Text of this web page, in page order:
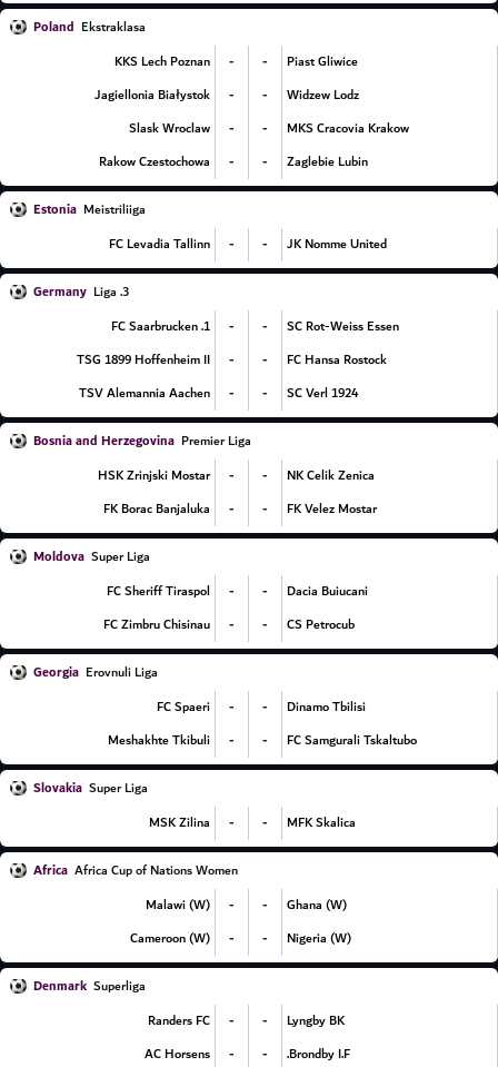
Poland Ekstraklasa
KKS Lech Poznan
- -
Piast Gliwice
Jagiellonia Białystok
- -
Widzew Lodz
Slask Wroclaw
- -
MKS Cracovia Krakow
Rakow Czestochowa
- - Zaglebie Lubin
Estonia Meistriliiga
FC Levadia Tallinn
- - JK Nomme United
Germany
3. Liga
1. FC Saarbrucken
- -
SC Rot-Weiss Essen
TSG 1899 Hoffenheim II
- -
FC Hansa Rostock
TSV Alemannia Aachen
- - SC Verl 1924
Bosnia and Herzegovina Premier Liga
HSK Zrinjski Mostar
- -
NK Celik Zenica
FK Borac Banjaluka
- - FK Velez Mostar
Moldova Super Liga
FC Sheriff Tiraspol
- -
Dacia Buiucani
FC Zimbru Chisinau
- - CS Petrocub
Georgia Erovnuli Liga
FC Spaeri
- -
Dinamo Tbilisi
Meshakhte Tkibuli
- - FC Samgurali Tskaltubo
Slovakia Super Liga
MSK Zilina
- - MFK Skalica
Africa Africa Cup of Nations Women
Malawi (W)
- -
Ghana (W)
Cameroon (W)
- - Nigeria (W)
Denmark Superliga
Randers FC
- -
Lyngby BK
AC Horsens
- - Brondby I.F.